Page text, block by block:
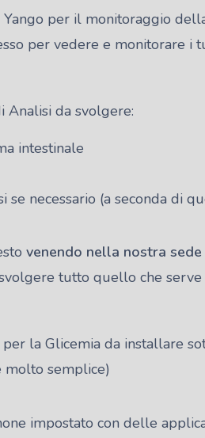
per il monitoraggio
per vedere e monitorare i
Analisi da svolgere:
intestinale
necessario (a seconda di
venendo nella nostra sede
tutto quello che serve
la Glicemia da installare
molto semplice)
impostato con delle